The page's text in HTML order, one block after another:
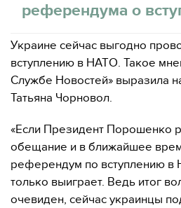
референдума о
Украине сейчас выгодно
вступлению в НАТО. Такое
Службе Новостей» выразила
Татьяна Чорновол.
«Если Президент Порошенко
обещание и в ближайшее
референдум по вступлению в
только выиграет. Ведь итог
очевиден, сейчас украинцы